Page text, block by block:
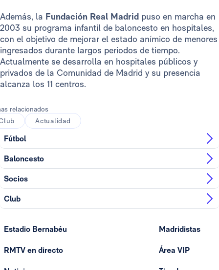
Además, la Fundación Real Madrid puso en marcha en
2003 su programa infantil de baloncesto en hospitales,
con el objetivo de mejorar el estado anímico de menores
ingresados durante largos periodos de tiempo.
Actualmente se desarrolla en hospitales públicos y
privados de la Comunidad de Madrid y su presencia
alcanza los 11 centros.
relacionados
Actualidad
Fútbol
Baloncesto
Socios
Club
Estadio Bernabéu
RMTV en directo
Madridistas
Área VIP